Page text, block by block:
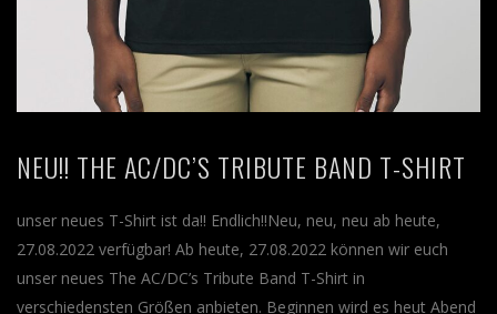
NEU!! THE AC/DC’S TRIBUTE BAND T-SHIRT
unser neues T-Shirt ist da!! Endlich!!Neu, neu, neu ab heute,
27.08.2022 verfügbar! Ab heute, 27.08.2022 können wir euch
unser neues The AC/DC’s Tribute Band T-Shirt in
verschiedensten Größen anbieten. Beginnen wird es heut Abend